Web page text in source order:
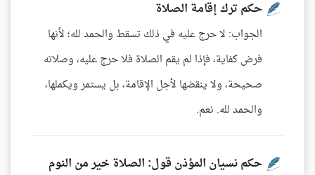
حكم ترك إقامة الصلاة
الجواب: لا حرج عليه في ذلك تسقط والحمد لله؛ لأنها
فرض كفاية، فإذا لم يقم الصلاة فلا حرج عليه، وصلاته
صحيحة، ولا ينقضها لأجل الإقامة، بل يستمر ويكملها،
والحمد لله. نعم.
حكم نسيان المؤذن قول: الصلاة خير من النوم